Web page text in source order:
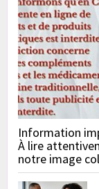
Information
À lire
notre image